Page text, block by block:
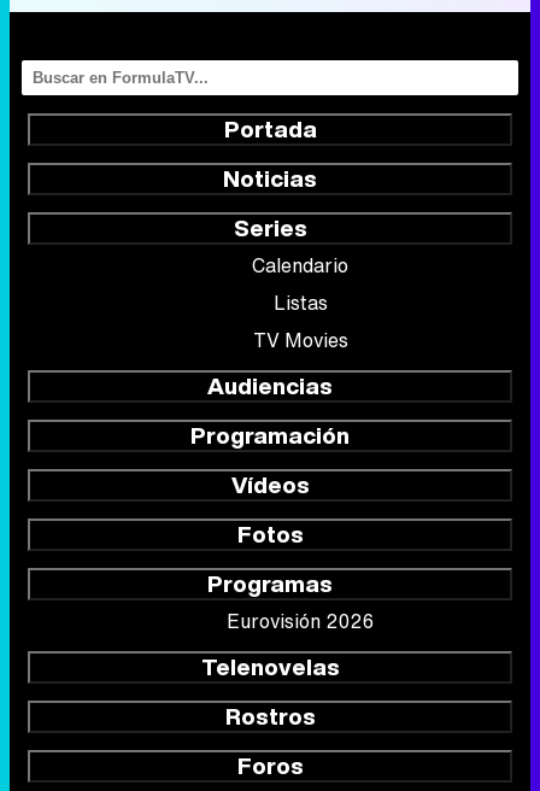
Portada
Noticias
Series
Calendario
Listas
TV Movies
Audiencias
Programación
Vídeos
Fotos
Programas
Eurovisión 2026
Telenovelas
Rostros
Foros